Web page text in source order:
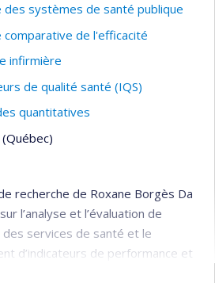
des systèmes de santé publique
comparative de l'efficacité
infirmière
de qualité santé (IQS)
quantitatives
(Québec)
recherche de Roxane Borgès Da
l’analyse et l’évaluation de
des services de santé et le
d’indicateurs de performance et
s’intéresse plus particulièrement à